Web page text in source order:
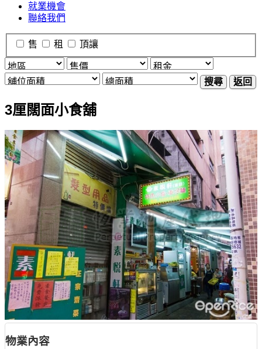
就業機會
聯絡我們
售 租 頂讓
搜尋 返回
3厘闊面小食舖
物業內容